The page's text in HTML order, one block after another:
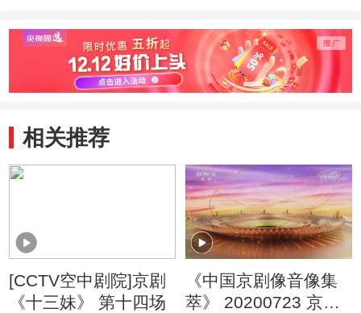
相关推荐
[CCTV空中剧院]京剧
《十三妹》 第十四场
《中国京剧像音像集
萃》 20200723 京剧